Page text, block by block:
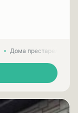
Дома престарелых